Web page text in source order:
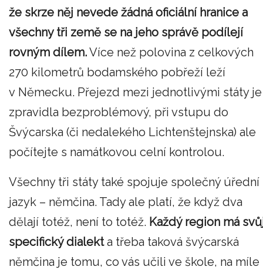
že skrze něj nevede žádná oficiální hranice a
všechny tři země se na jeho správě podílejí
rovným dílem.Více než polovina z celkových
270 kilometrů bodamského pobřeží leží
v Německu. Přejezd mezi jednotlivými státy je
zpravidla bezproblémový, při vstupu do
Švýcarska (či nedalekého Lichtenštejnska) ale
počítejte s namátkovou celní kontrolou.
Všechny tři státy také spojuje společný úřední
jazyk – němčina. Tady ale platí, že když dva
dělají totéž, není to totéž. Každý region má
specifický dialekta třeba taková švýcarská
němčina je tomu, co vás učili ve škole, na míle